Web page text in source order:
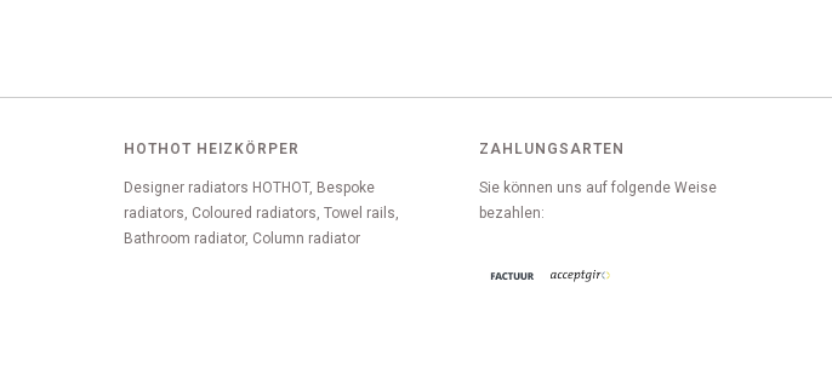
HOTHOT HEIZKÖRPER
Designer radiators HOTHOT, Bespoke
radiators, Coloured radiators, Towel rails,
Bathroom radiator, Column radiator
ZAHLUNGSARTEN
Sie können uns auf folgende Weise
bezahlen: